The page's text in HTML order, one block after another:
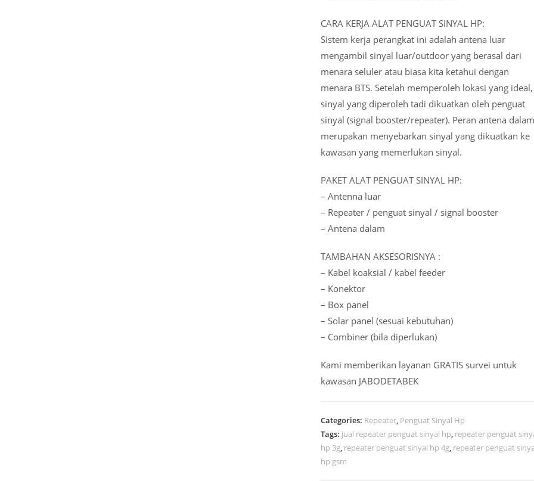
CARA KERJA ALAT PENGUAT SINYAL HP:
Sistem kerja perangkat ini adalah antena luar
mengambil sinyal luar/outdoor yang berasal dari
menara seluler atau biasa kita ketahui dengan
menara BTS. Setelah memperoleh lokasi yang ideal,
sinyal yang diperoleh tadi dikuatkan oleh penguat
sinyal (signal booster/repeater). Peran antena
merupakan menyebarkan sinyal yang dikuatkan ke
kawasan yang memerlukan sinyal.
PAKET ALAT PENGUAT SINYAL HP:
– Antenna luar
– Repeater / penguat sinyal / signal booster
– Antena dalam
TAMBAHAN AKSESORISNYA :
– Kabel koaksial / kabel feeder
– Konektor
– Box panel
– Solar panel (sesuai kebutuhan)
– Combiner (bila diperlukan)
Kami memberikan layanan GRATIS survei untuk
kawasan JABODETABEK
Categories: Repeater, Penguat Sinyal Hp
Tags: jual repeater penguat sinyal hp, repeater penguat
hp 3g, repeater penguat sinyal hp 4g, repeater penguat
hp gsm